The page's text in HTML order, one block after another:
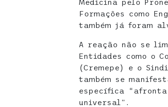
Medicina pelo
Formações como
também já foram
A reação não se
Entidades como o
(Cremepe) e o
também se
específica
universal”.